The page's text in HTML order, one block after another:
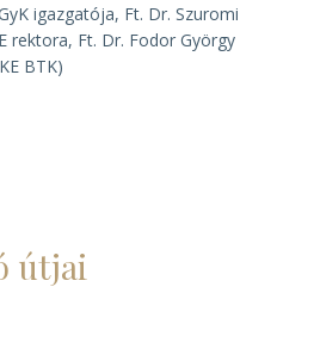
igazgatója, Ft. Dr. Szuromi
rektora, Ft. Dr. Fodor György
BTK)
útjai